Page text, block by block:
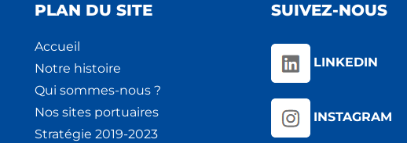
PLAN DU SITE
Accueil
Notre histoire
Qui sommes-nous ?
Nos sites portuaires
Stratégie 2019-2023
SUIVEZ-NOUS
LINKEDIN
INSTAGRAM